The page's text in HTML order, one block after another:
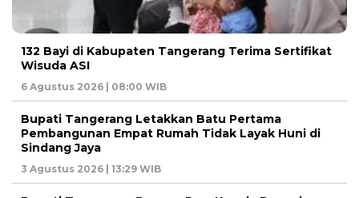
132 Bayi di Kabupaten Tangerang Terima Sertifikat
Wisuda ASI
6 Agustus 2026 | 08:00 WIB
Bupati Tangerang Letakkan Batu Pertama
Pembangunan Empat Rumah Tidak Layak Huni di
Sindang Jaya
3 Agustus 2026 | 13:29 WIB